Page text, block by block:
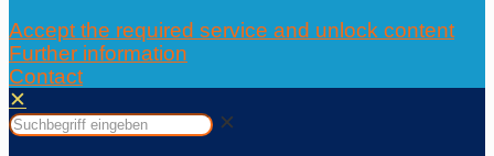
Accept the required service and unlock content
Further information
Contact
✕
✕